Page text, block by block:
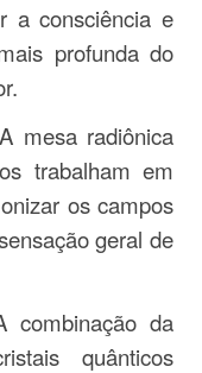
a consciência e
profunda do
mesa radiônica
trabalham em
os campos
geral de
combinação da
quânticos